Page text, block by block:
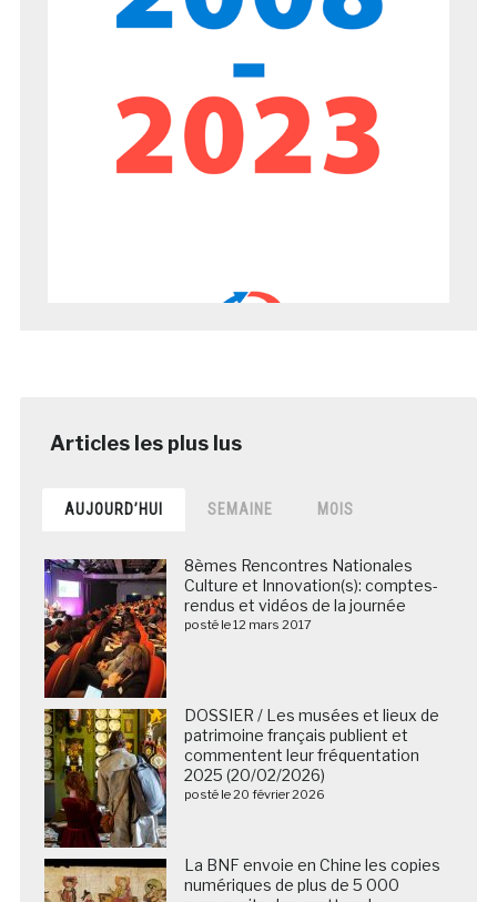
AUJOURD’HUI SEMAINE MOIS
8èmes Rencontres Nationales
Culture et Innovation(s): comptes-
rendus et vidéos de la journée
posté le 12 mars 2017
DOSSIER / Les musées et lieux de
patrimoine français publient et
commentent leur fréquentation
2025 (20/02/2026)
posté le 20 février 2026
La BNF envoie en Chine les copies
numériques de plus de 5 000